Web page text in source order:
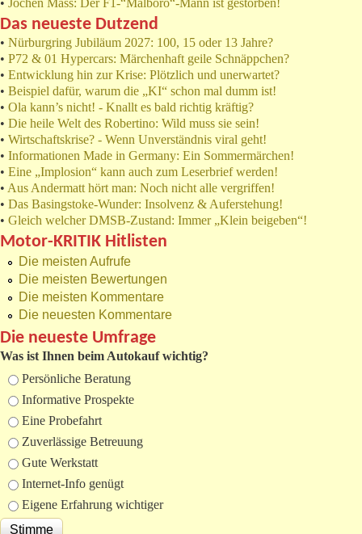
• Jochen Mass: Der F1-“Malboro“-Mann ist gestorben!
Das neueste Dutzend
• Nürburgring Jubiläum 2027: 100, 15 oder 13 Jahre?
• P72 & 01 Hypercars: Märchenhaft geile Schnäppchen?
• Entwicklung hin zur Krise: Plötzlich und unerwartet?
• Beispiel dafür, warum die „KI“ schon mal dumm ist!
• Ola kann’s nicht! - Knallt es bald richtig kräftig?
• Die heile Welt des Robertino: Wild muss sie sein!
• Wirtschaftskrise? - Wenn Unverständnis viral geht!
• Informationen Made in Germany: Ein Sommermärchen!
• Eine „Implosion“ kann auch zum Leserbrief werden!
• Aus Andermatt hört man: Noch nicht alle vergriffen!
• Das Basingstoke-Wunder: Insolvenz & Auferstehung!
• Gleich welcher DMSB-Zustand: Immer „Klein beigeben“!
Motor-KRITIK Hitlisten
Die meisten Aufrufe
Die meisten Bewertungen
Die meisten Kommentare
Die neuesten Kommentare
Die neueste Umfrage
Was ist Ihnen beim Autokauf wichtig?
Auswahlmöglichkeiten
Persönliche Beratung
Informative Prospekte
Eine Probefahrt
Zuverlässige Betreuung
Gute Werkstatt
Internet-Info genügt
Eigene Erfahrung wichtiger